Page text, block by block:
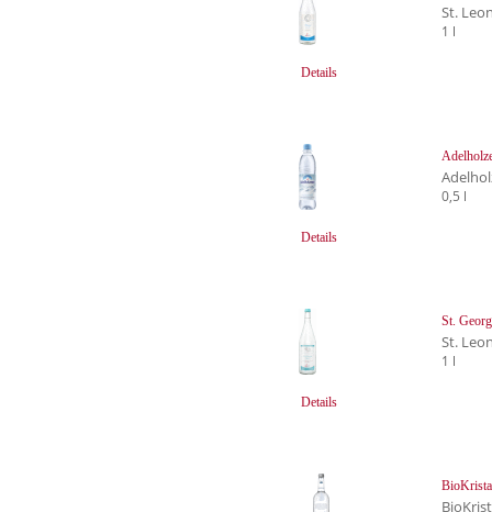
Details
St.
1 l
Details
0,5 l
Details
St.
St.
1 l